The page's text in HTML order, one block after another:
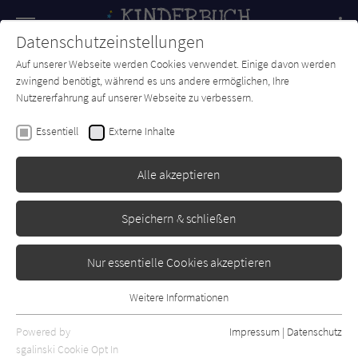
SUCHE Forum Charts Newsletter
Franziska Gehm
Schnuller sind nur was für
Loewe
Datenschutzeinstellungen
Auf unserer Webseite werden Cookies verwendet. Einige davon werden
zwingend benötigt, während es uns andere ermöglichen, Ihre
Nutzererfahrung auf unserer Webseite zu verbessern.
Essentiell Externe Inhalte
Alle akzeptieren
Speichern & schließen
Nur essentielle Cookies akzeptieren
Essentielle Cookies werden für grundlegende Funktionen der
Webseite benötigt. Dadurch ist gewährleistet, dass die Webseite
Weitere Informationen
Powered by
sgalinski Cookie Opt In
Impressum | Datenschutz